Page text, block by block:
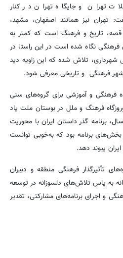
تهران و جایگاه تهران در کنار
تهران نیز همانند اصفهان، مشهد،
قصه، تاریخ و فرهنگ است که کمتر به
نگاه شده است در این راستا در
تلاش شده که این زاویه دید
شهر فرهنگی و تاریخی معرفی شود.
فرهنگی و آموزشی برای گروه‌های سنی
فرهنگ و ملل در بوستان ملت یاد
برنامه گذر داستان ایران با محوریت
برنامه بود که به‌خوبی توانست
پیوند دهد.
تأثیرگذار فرهنگی منطقه و دبیران
گردشگری محلات ۱۲گانه به پاس تلاش‌های دلسوزانه در توسعه
و اجرای برنامه‌های مشارکتی، تقدیر